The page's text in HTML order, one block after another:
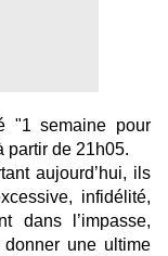
"1 semaine pour
partir de 21h05.
aujourd’hui, ils
infidélité,
dans l’impasse,
une ultime